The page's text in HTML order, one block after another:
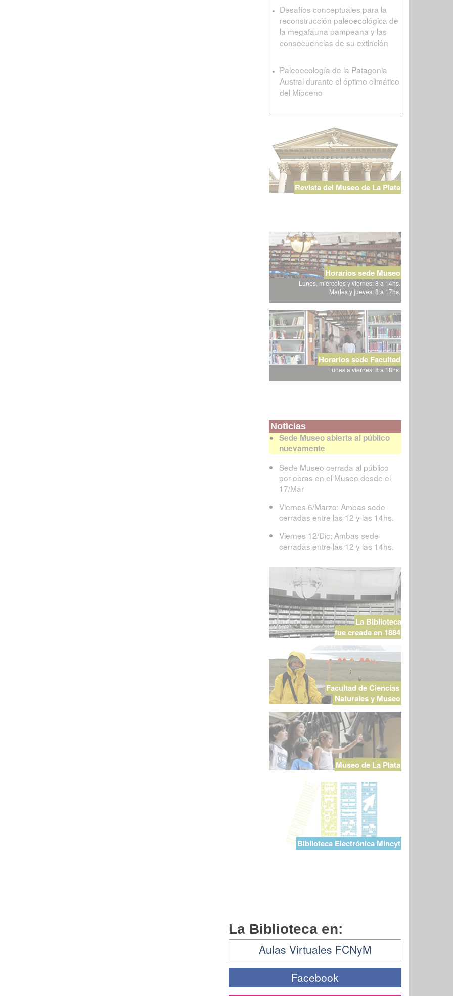
Desafíos conceptuales para la
reconstrucción paleoecológica de
la megafauna pampeana y las
consecuencias de su extinción
Paleoecología de la Patagonia
Austral durante el óptimo climático
del Mioceno
Revista del Museo de La Plata
Horarios sede Museo
Lunes, miércoles y viernes: 8 a 14hs.
Martes y jueves: 8 a 17hs.
Horarios sede Facultad
Lunes a viernes: 8 a 18hs.
Noticias
Sede Museo abierta al público
nuevamente
Sede Museo cerrada al público
por obras en el Museo desde el
17/Mar
Viernes 6/Marzo: Ambas sede
cerradas entre las 12 y las 14hs.
Viernes 12/Dic: Ambas sede
cerradas entre las 12 y las 14hs.
La Biblioteca
fue creada en 1884
Facultad de Ciencias
Naturales y Museo
Museo de La Plata
Biblioteca Electrónica Mincyt
La Biblioteca en:
Aulas Virtuales FCNyM
Facebook